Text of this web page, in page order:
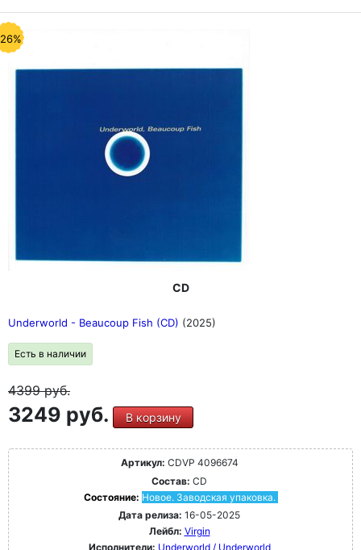
CD
Underworld - Beaucoup Fish (CD) (2025)
Есть в наличии
4399руб.
3249 руб. В корзину
Артикул: CDVP 4096674
Состав: CD
Состояние: Новое. Заводская упаковка.
Дата релиза: 16-05-2025
Лейбл: Virgin
Исполнители: Underworld / Underworld